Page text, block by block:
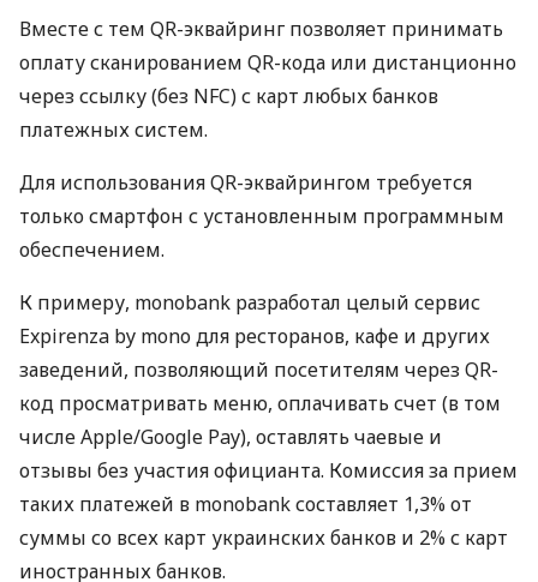
Вместе с тем QR-эквайринг позволяет принимать
оплату сканированием QR-кода или дистанционно
через ссылку (без NFC) с карт любых банков
платежных систем.
Для использования QR-эквайрингом требуется
только смартфон с установленным программным
обеспечением.
К примеру, monobank разработал целый сервис
Expirenza by mono для ресторанов, кафе и других
заведений, позволяющий посетителям через QR-
код просматривать меню, оплачивать счет (в том
числе Apple/Google Pay), оставлять чаевые и
отзывы без участия официанта. Комиссия за прием
таких платежей в monobank составляет 1,3% от
суммы со всех карт украинских банков и 2% с карт
иностранных банков.